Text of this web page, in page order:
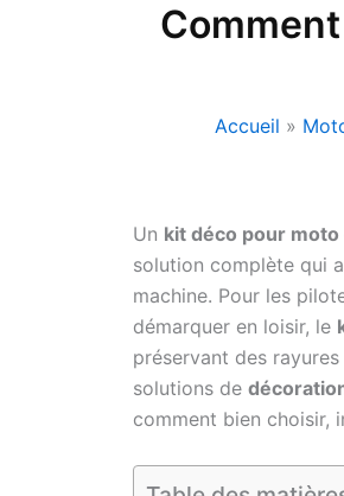
Accueil
Un kit déco pour
solution complète qui
machine. Pour les
démarquer en loisir, le
préservant des rayures
solutions de
comment bien choisir,